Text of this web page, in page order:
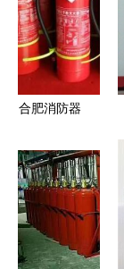
全隐患必须
严查
合肥消防器
知识